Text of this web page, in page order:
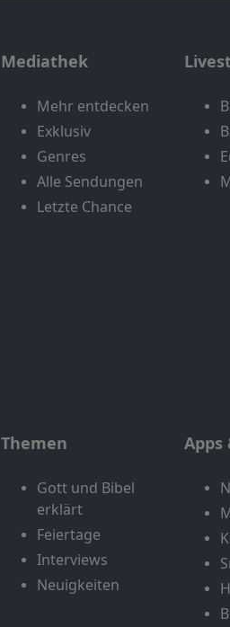
Mediathek
Mehr entdecken
Exklusiv
Genres
Alle Sendungen
Letzte Chance
Themen
Gott und Bibel
erklärt
Feiertage
Interviews
Neuigkeiten
Apps